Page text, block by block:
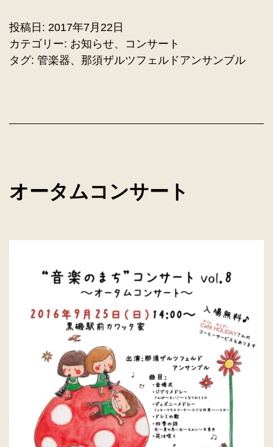
投稿日: 2017年7月22日
カテゴリー: お知らせ、 コンサート
タグ: 管楽器、 那須ザルツフェルドアンサンブル
オータムコンサート